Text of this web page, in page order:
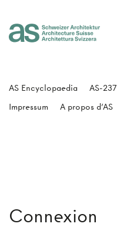
Connexion
AS Encyclopaedia AS-237
Impressum
A propos d'AS